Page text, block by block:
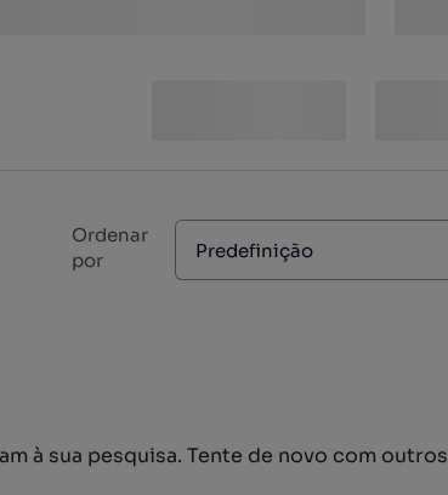
Ordenar
por
Predefinição
à sua pesquisa. Tente de novo com outros